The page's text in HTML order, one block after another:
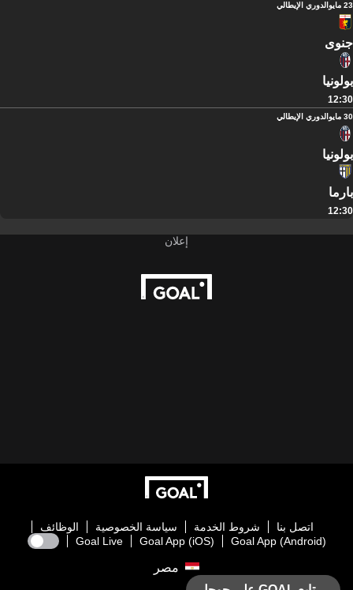
23 مايو الدوري الإيطالي
جنوى
بولونيا
12:30
30 مايو الدوري الإيطالي
بولونيا
بارما
12:30
اتصل بنا شروط الخدمة سياسة الخصوصية
الوظائف
Goal App (Android)
Goal App (iOS)
Goal Live
مصر